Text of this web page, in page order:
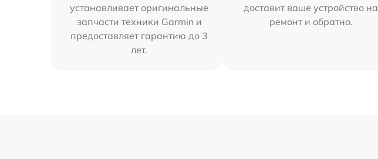
устанавливает оригинальные
запчасти техники Garmin и
предоставляет гарантию до 3
лет.
доставит ваше устройство на
ремонт и обратно.